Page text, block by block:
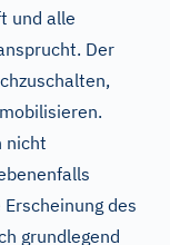
und alle
Der
nicht
des
grundlegend